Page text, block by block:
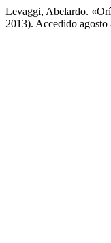
Levaggi, Abelardo.
2013). Accedido